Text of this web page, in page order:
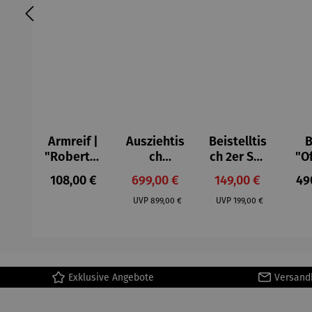
Armreif |
"Roberta"
– Anna
Mütz
Regulärer Preis:
108,00 €
Ausziehtis
ch
Aluminium
– Valor
Verkaufspreis:
699,00 €
UVP Regulärer Preis:
899,00 €
Beistelltis
ch 2er Set
– Dalias
Verkaufspreis:
149,00 €
UVP Regulärer Preis:
199,00 €
Exklusive Angebote